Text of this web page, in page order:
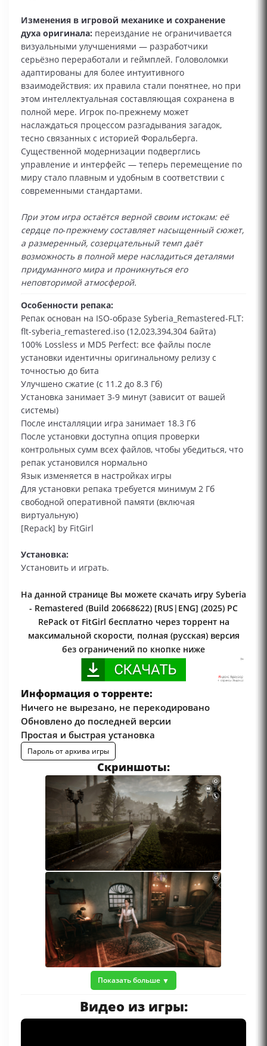
Изменения в игровой механике и сохранение
духа оригинала: переиздание не ограничивается
визуальными улучшениями — разработчики
серьёзно переработали и геймплей. Головоломки
адаптированы для более интуитивного
взаимодействия: их правила стали понятнее, но при
этом интеллектуальная составляющая сохранена в
полной мере. Игрок по‑прежнему может
наслаждаться процессом разгадывания загадок,
тесно связанных с историей Форальберга.
Существенной модернизации подверглись
управление и интерфейс — теперь перемещение по
миру стало плавным и удобным в соответствии с
современными стандартами.
При этом игра остаётся верной своим истокам: её
сердце по‑прежнему составляет насыщенный сюжет,
а размеренный, созерцательный темп даёт
возможность в полной мере насладиться деталями
придуманного мира и проникнуться его
неповторимой атмосферой.
Особенности репака:
Репак основан на ISO-образе Syberia_Remastered-FLT:
flt-syberia_remastered.iso (12,023,394,304 байта)
100% Lossless и MD5 Perfect: все файлы после
установки идентичны оригинальному релизу с
точностью до бита
Улучшено сжатие (с 11.2 до 8.3 Гб)
Установка занимает 3-9 минут (зависит от вашей
системы)
После инсталляции игра занимает 18.3 Гб
После установки доступна опция проверки
контрольных сумм всех файлов, чтобы убедиться, что
репак установился нормально
Язык изменяется в настройках игры
Для установки репака требуется минимум 2 Гб
свободной оперативной памяти (включая
виртуальную)
[Repack] by FitGirl
Установка:
Установить и играть.
На данной странице Вы можете скачать игру Syberia
- Remastered (Build 20668622) [RUS|ENG] (2025) PC
RePack от FitGirl бесплатно через торрент на
максимальной скорости, полная (русская) версия
без ограничений по кнопке ниже
Информация о торренте:
Ничего не вырезано, не перекодировано
Обновлено до последней версии
Простая и быстрая установка
Пароль от архива игры
Скриншоты:
Показать больше
Видео из игры: